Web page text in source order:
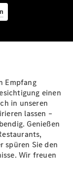
Empfang
einen
in unseren
lassen –
Genießen
spüren Sie den
Wir freuen